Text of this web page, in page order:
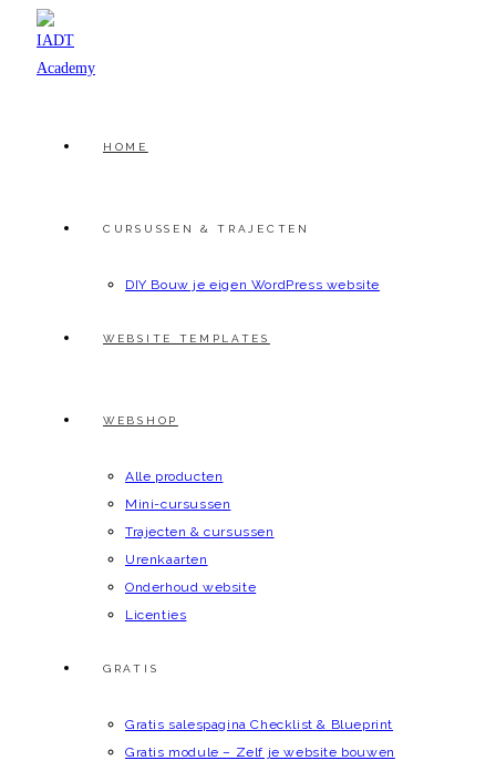
inhoud
HOME
CURSUSSEN & TRAJECTEN
DIY Bouw je eigen WordPress website
WEBSITE TEMPLATES
WEBSHOP
Alle producten
Mini-cursussen
Trajecten & cursussen
Urenkaarten
Onderhoud website
Licenties
GRATIS
Gratis salespagina Checklist & Blueprint
Gratis module – Zelf je website bouwen